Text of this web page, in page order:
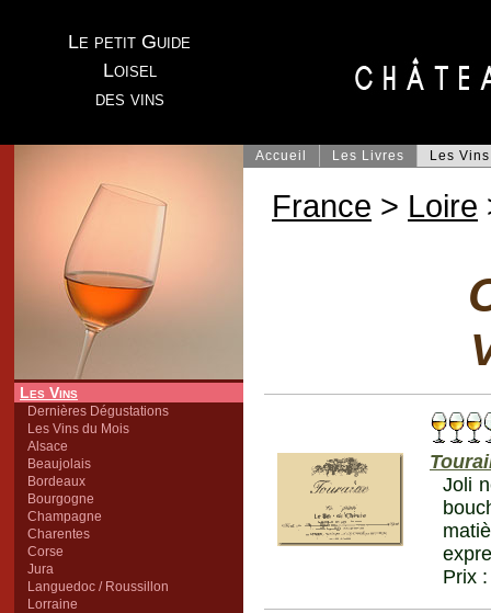
Le petit Guide
Loisel
des vins
Les Vins
Dernières Dégustations
Les Vins du Mois
Alsace
Beaujolais
Bordeaux
Bourgogne
Champagne
Charentes
Corse
Jura
Languedoc / Roussillon
Lorraine
Accueil Les Livres Les Vins
France > Loire
Joli
Prix